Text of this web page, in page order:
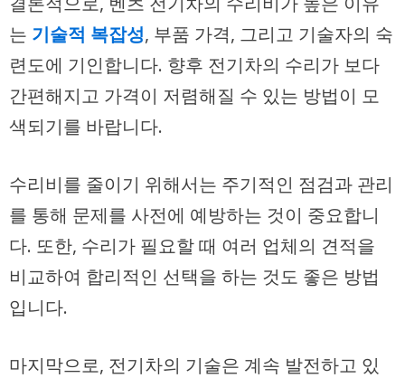
는 기술적 복잡성, 부품 가격, 그리고 기술자의 숙
련도에 기인합니다. 향후 전기차의 수리가 보다
간편해지고 가격이 저렴해질 수 있는 방법이 모
색되기를 바랍니다.
수리비를 줄이기 위해서는 주기적인 점검과 관리
를 통해 문제를 사전에 예방하는 것이 중요합니
다. 또한, 수리가 필요할 때 여러 업체의 견적을
비교하여 합리적인 선택을 하는 것도 좋은 방법
입니다.
마지막으로, 전기차의 기술은 계속 발전하고 있